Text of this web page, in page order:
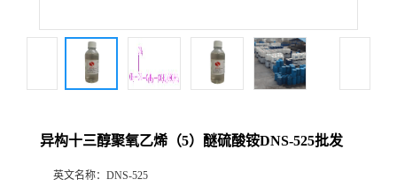
异构十三醇聚氧乙烯（5）醚硫酸铵DNS-525批发
英文名称： DNS-525